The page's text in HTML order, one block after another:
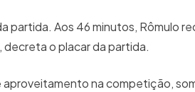
partida. Aos 46 minutos, Rômulo
o placar da partida.
na competição,